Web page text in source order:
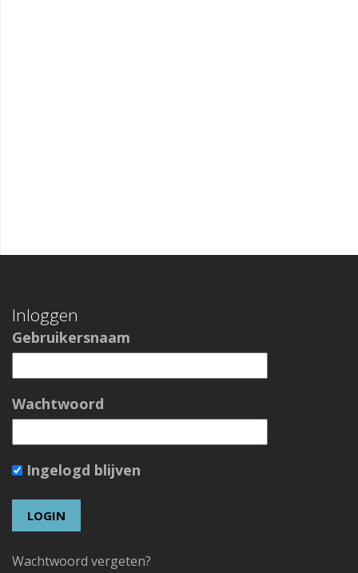
Inloggen
Gebruikersnaam
Wachtwoord
Ingelogd blijven
Wachtwoord vergeten?